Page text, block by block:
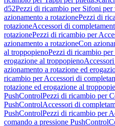
d52Pezzi di ricambio per Sifoni per
azionamento a rotazionePezzi di
rotazioneAccessori di
rotazionePezzi di ricambio per
azionamento a rotazioneCon
al troppopienoPezzi di ricambio per
erogazione al troppopieno
azionamento a rotazione ed
ricambio per Accessori di
rotazione ed erogazione al
PushControlPezzi di ricambio per
PushControlAccessori di
PushControlPezzi di ricambio per
comando a pressione PushControl